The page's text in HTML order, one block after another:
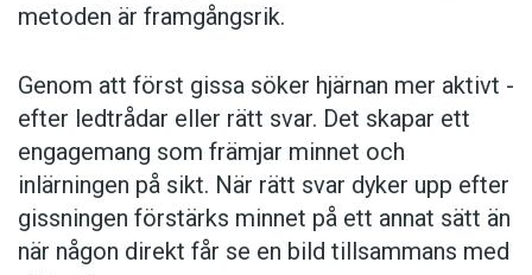
metoden är framgångsrik.
Genom att först gissa ­söker hjärnan mer aktivt ­
efter ledtrådar eller rätt svar. Det skapar ett
engagemang som främjar minnet och
inlärningen på sikt. När rätt svar dyker upp efter
gissningen förstärks minnet på ett annat sätt än
när någon direkt får se en bild tillsammans med